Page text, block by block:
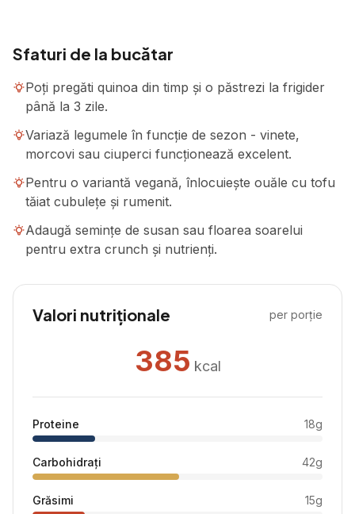
Sfaturi de la bucătar
Poți pregăti quinoa din timp și o păstrezi la frigider
până la 3 zile.
Variază legumele în funcție de sezon - vinete,
morcovi sau ciuperci funcționează excelent.
Pentru o variantă vegană, înlocuiește ouăle cu tofu
tăiat cubulețe și rumenit.
Adaugă semințe de susan sau floarea soarelui
pentru extra crunch și nutrienți.
Valori nutriționale per porție
385 kcal
Proteine 18g
Carbohidrați 42g
Grăsimi 15g